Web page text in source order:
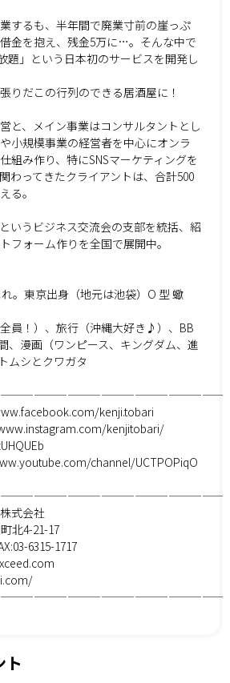
するも、半年間で廃業寸前の崖っぷ
金を抱え、残金5万に…。そんな中で
題」という日本初のサービスを開発し
りだこの行列のできる居酒屋に！
と、メイン事業はコンサルタントとし
小規模事業の経営者を中心にオンラ
組み作り、特にSNSマーケティングを
わってきたクライアントは、合計500
る。
いうビジネス交流会の支部を統括、紹
フォーム作りを全国で展開中。
れ。東京出身（地元は池袋）O 型 蠍
員！）、旅行（沖縄大好き♪）、BB
、漫画（ワンピース、キングダム、進
ムシとクワガタ
kenji.tobari
kenjitobari/
channel/UCTPOPiqO
式会社
北4-21-17
6315-1717
ト